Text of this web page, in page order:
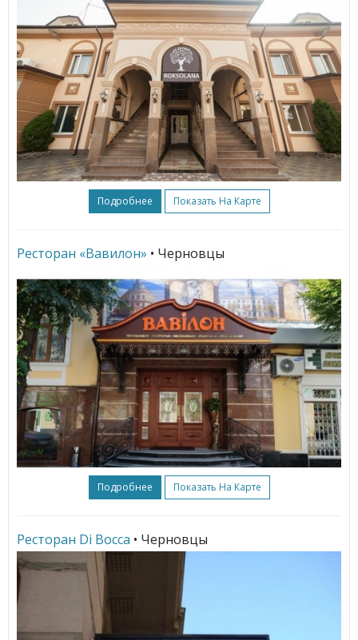
Подробнее Показать На Карте
Ресторан «Вавилон» • Черновцы
Подробнее Показать На Карте
Ресторан Di Bocca • Черновцы